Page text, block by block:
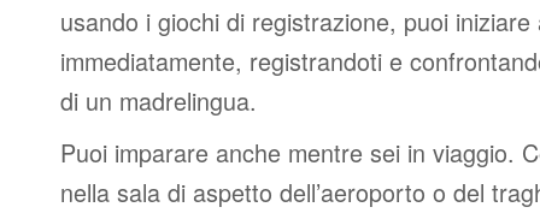
usando i giochi di registrazione, puoi iniziare
immediatamente, registrandoti e
di un madrelingua.
Puoi imparare anche mentre sei in viaggio.
nella sala di aspetto dell’aeroporto o del